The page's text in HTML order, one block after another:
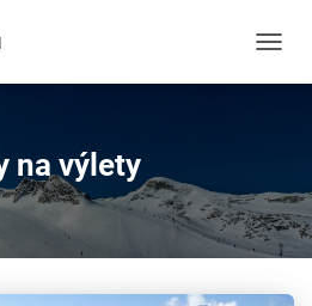
na výlety